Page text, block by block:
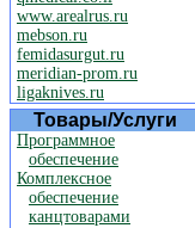
www.arealrus.ru
mebson.ru
femidasurgut.ru
meridian-prom.ru
ligaknives.ru
Товары/Услуги
Программное
обеспечение
Комплексное
обеспечение
канцтоварами